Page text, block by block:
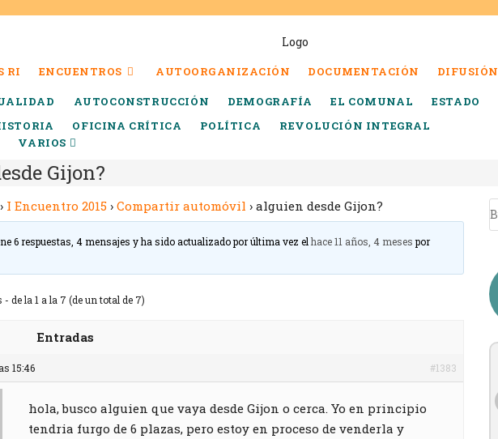
RI ENCUENTROS AUTOORGANIZACIÓN DOCUMENTACIÓN DIFUSIÓN
AUTOCONSTRUCCIÓN DEMOGRAFÍA EL COMUNAL
ESTADO
OFICINA CRÍTICA POLÍTICA
REVOLUCIÓN INTEGRAL
VARIOS
Gijon?
› I Encuentro 2015 › Compartir automóvil › alguien desde Gijon?
6 respuestas, 4 mensajes y ha sido actualizado por última vez el hace 11 años, 4 mesespor
de la 1 a la 7 (de un total de 7)
Entradas
15:46 #1383
hola, busco alguien que vaya desde Gijon o cerca. Yo en principio
tendria furgo de 6 plazas, pero estoy en proceso de venderla y